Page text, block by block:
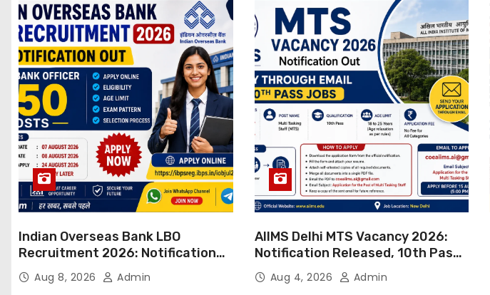
Indian Overseas Bank LBO
Recruitment 2026: Notification
Out for 250 Posts, Apply Online
Aug 8, 2026 Admin
AIIMS Delhi MTS Vacancy 2026:
Notification Released, 10th Pass
Candidates Can Apply Through
Email
Aug 4, 2026 Admin